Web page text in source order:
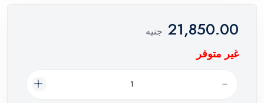
21,850.00 جنيه
غير متوفر